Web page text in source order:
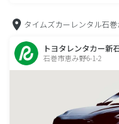
タイムズカーレンタル石巻
トヨタレンタカー新
石巻市恵み野6-1-2